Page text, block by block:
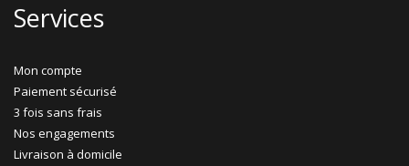
Services
Mon compte
Paiement sécurisé
3 fois sans frais
Nos engagements
Livraison à domicile